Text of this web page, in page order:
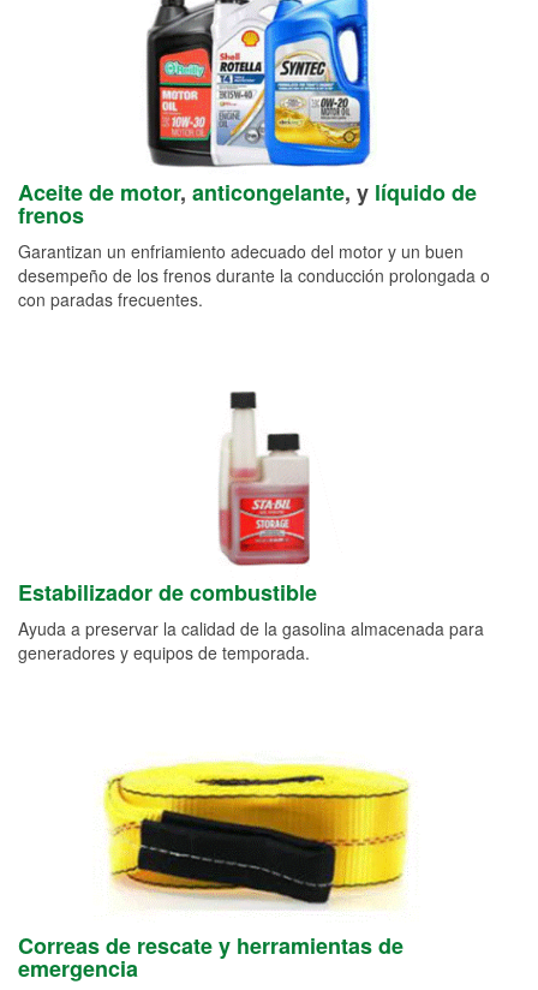
Aceite de motor, anticongelante, y líquido de
frenos
Garantizan un enfriamiento adecuado del motor y un buen
desempeño de los frenos durante la conducción prolongada o
con paradas frecuentes.
Estabilizador de combustible
Ayuda a preservar la calidad de la gasolina almacenada para
generadores y equipos de temporada.
Correas de rescate y herramientas de
emergencia